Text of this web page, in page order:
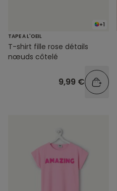
+1
TAPE A L'OEIL
T-shirt fille rose détails
nœuds côtelé
9,99 €